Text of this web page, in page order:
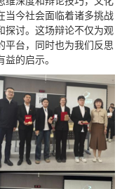
当今社会面临着诸多挑战
探讨。这场辩论不仅为观
平台，同时也为我们反思
的启示。